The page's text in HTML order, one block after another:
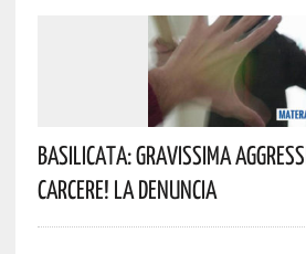
Basilicata: Gravissima
Carcere! La Denuncia